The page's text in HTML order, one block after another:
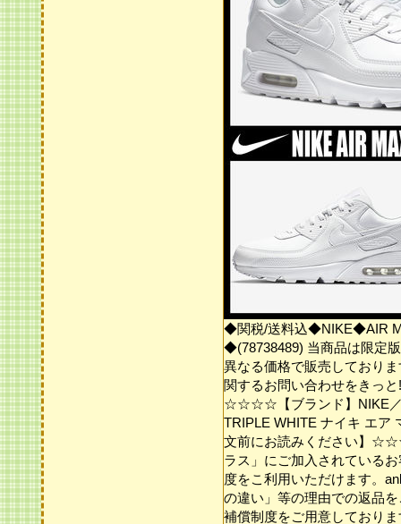
◆関税/送料込◆NIKE◆AIR
◆(78738489) 当商品は限定
異なる価格で販売しており
関するお問い合わせをきっ
☆☆☆☆【ブランド】NIKE／
TRIPLE WHITE ナイキ エア
文前にお読みください】
ラス」にご加入されている
度をこ利用いただけます。
の違い」等の理由での返品
補償制度をご用意しており